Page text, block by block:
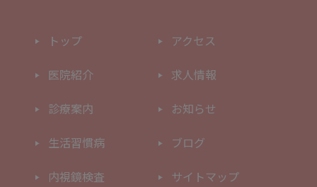
トップ
医院紹介
診療案内
生活習慣病
内視鏡検査
アクセス
求人情報
お知らせ
ブログ
サイトマップ